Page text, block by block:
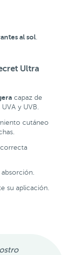
al sol.
Ultra
capaz de
y UVB.
cutáneo
su aplicación.